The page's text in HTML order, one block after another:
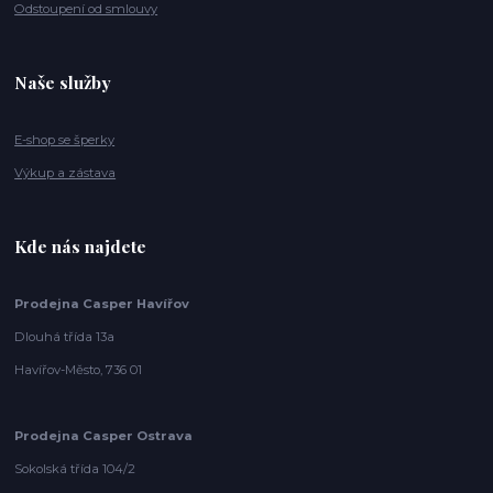
Odstoupení od smlouvy
Naše služby
E-shop se šperky
Výkup a zástava
Kde nás najdete
Prodejna Casper Havířov
Dlouhá třída 13a
Havířov-Město, 736 01
Prodejna Casper Ostrava
Sokolská třída 104/2